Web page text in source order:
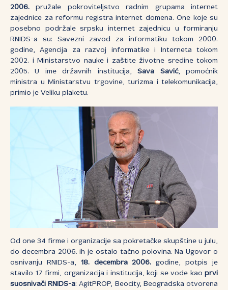
2006. pružale pokroviteljstvo radnim grupama internet
zajednice za reformu registra internet domena. One koje su
posebno podržale srpsku internet zajednicu u formiranju
RNIDS-a su: Savezni zavod za informatiku tokom 2000.
godine, Agencija za razvoj informatike i Interneta tokom
2002. i Ministarstvo nauke i zaštite životne sredine tokom
2005. U ime državnih institucija,Sava Savić, pomoćnik
ministra u Ministarstvu trgovine, turizma i telekomunikacija,
primio je Veliku plaketu.
Od one 34 firme i organizacije sa pokretačke skupštine u julu,
do decembra 2006. ih je ostalo tačno polovina. Na Ugovor o
osnivanju RNIDS-a, 18. decembra 2006. godine, potpis je
stavilo 17 firmi, organizacija i institucija, koji se vode kao prvi
suosnivači RNIDS-a: AgitPROP, Beocity, Beogradska otvorena